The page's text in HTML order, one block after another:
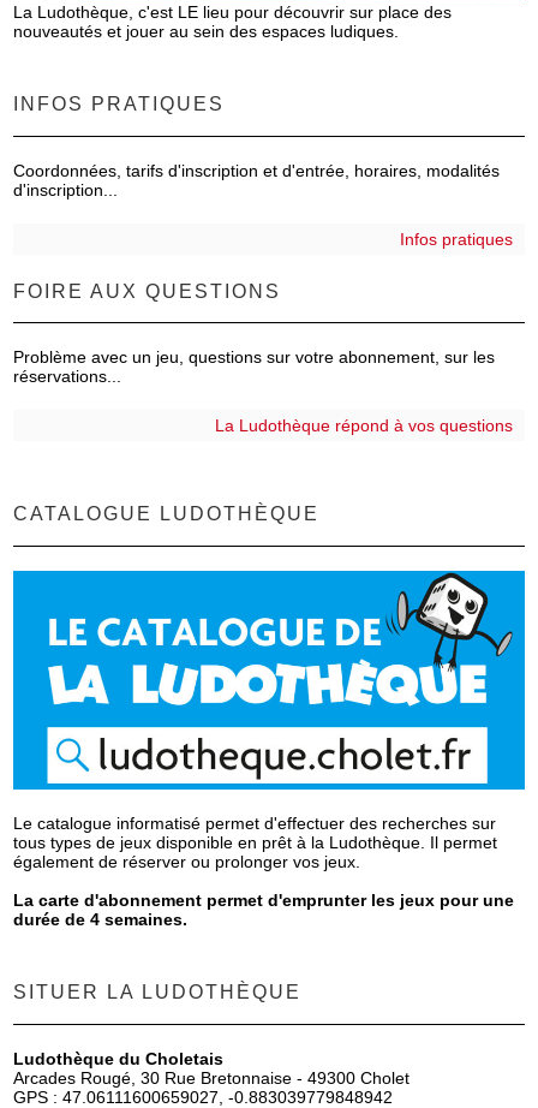
La Ludothèque, c'est LE lieu pour découvrir sur place des
nouveautés et jouer au sein des espaces ludiques.
INFOS PRATIQUES
Coordonnées, tarifs d'inscription et d'entrée, horaires, modalités
d'inscription...
Infos pratiques
FOIRE AUX QUESTIONS
Problème avec un jeu, questions sur votre abonnement, sur les
réservations...
La Ludothèque répond à vos questions
CATALOGUE LUDOTHÈQUE
Le catalogue informatisé permet d'effectuer des recherches sur
tous types de jeux disponible en prêt à la Ludothèque. Il permet
également de réserver ou prolonger vos jeux.
La carte d'abonnement permet d'emprunter les jeux pour une
durée de 4 semaines.
SITUER LA LUDOTHÈQUE
Ludothèque du Choletais
Arcades Rougé, 30 Rue Bretonnaise - 49300 Cholet
GPS : 47.06111600659027, -0.883039779848942